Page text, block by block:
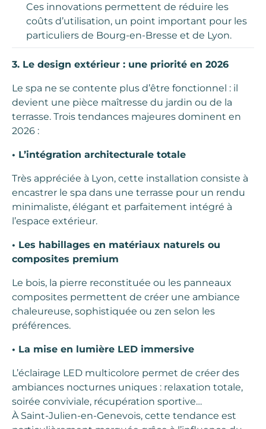
Ces innovations permettent de réduire les
coûts d’utilisation, un point important pour les
particuliers de Bourg-en-Bresse et de Lyon.
3. Le design extérieur : une priorité en 2026
Le spa ne se contente plus d’être fonctionnel : il
devient une pièce maîtresse du jardin ou de la
terrasse. Trois tendances majeures dominent en
2026 :
• L’intégration architecturale totale
Très appréciée à Lyon, cette installation consiste à
encastrer le spa dans une terrasse pour un rendu
minimaliste, élégant et parfaitement intégré à
l’espace extérieur.
• Les habillages en matériaux naturels ou
composites premium
Le bois, la pierre reconstituée ou les panneaux
composites permettent de créer une ambiance
chaleureuse, sophistiquée ou zen selon les
préférences.
• La mise en lumière LED immersive
L’éclairage LED multicolore permet de créer des
ambiances nocturnes uniques : relaxation totale,
soirée conviviale, récupération sportive…
À Saint-Julien-en-Genevois, cette tendance est